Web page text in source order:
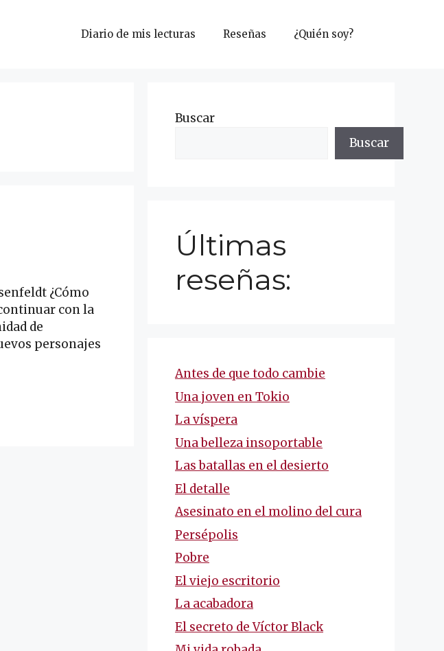
Diario de mis lecturas Reseñas ¿Quién soy?
¿Cómo
con la
de
personajes
Buscar
Buscar
Últimas
reseñas:
Antes de que todo cambie
Una joven en Tokio
La víspera
Una belleza insoportable
Las batallas en el desierto
El detalle
Asesinato en el molino del cura
Persépolis
Pobre
El viejo escritorio
La acabadora
El secreto de Víctor Black